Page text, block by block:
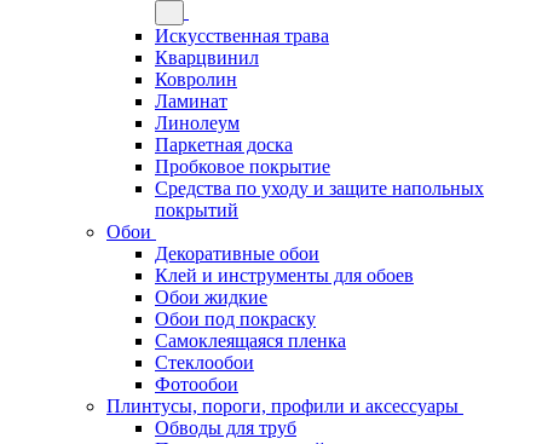
Искусственная трава
Кварцвинил
Ковролин
Ламинат
Линолеум
Паркетная доска
Пробковое покрытие
Средства по уходу и защите напольных
покрытий
Обои
Декоративные обои
Клей и инструменты для обоев
Обои жидкие
Обои под покраску
Самоклеящаяся пленка
Стеклообои
Фотообои
Плинтусы, пороги, профили и аксессуары
Обводы для труб